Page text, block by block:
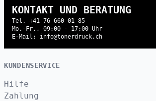
KONTAKT UND BERATUNG
Tel. +41 76 660 01 85
Mo.-Fr., 09:00 - 17:00 Uhr
E-Mail: info@tonerdruck.ch
KUNDENSERVICE
Hilfe
Zahlung